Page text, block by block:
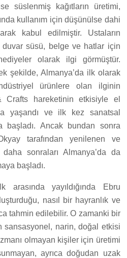
süslenmiş kağıtların üretimi,
kullanım için düşünülse dahi
kabul edilmiştir. Ustaların
duvar süsü, belge ve hatlar için
olarak ilgi görmüştür.
şekilde, Almanya’da ilk olarak
ürünlere olan ilginin
Crafts hareketinin etkisiyle el
yaşandı ve ilk kez sanatsal
başladı. Ancak bundan sonra
tarafından yenilenen ve
sonraları Almanya’da da
başladı.
yayıldığında Ebru
nasıl bir hayranlık ve
tahmin edilebilir. O zamanki bir
sansasyonel, narin, doğal etkisi
olmayan kişiler için üretimi
ayrıca doğudan uzak